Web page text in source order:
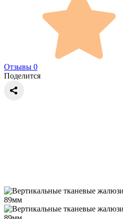
Отзывы 0
Поделится